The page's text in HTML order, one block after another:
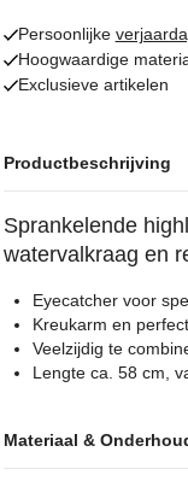
Persoonlijke
Hoogwaardige
Exclusieve artikelen
Productbeschrijving
Sprankelende
watervalkraag en
Eyecatcher voor
Kreukarm en
Veelzijdig te
Lengte ca. 58 cm,
Materiaal &